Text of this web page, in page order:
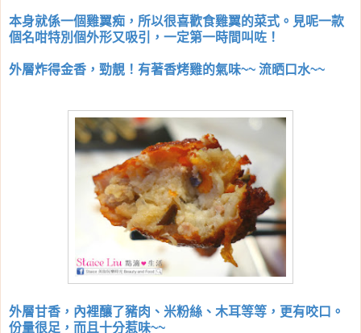
本身就係一個雞翼痴，所以很喜歡食雞翼的菜式。見呢一款
個名咁特別個外形又吸引，一定第一時間叫咗！
外層炸得金香，勁靚！有著香烤雞的氣味~~ 流晒口水~~
外層甘香，內裡釀了豬肉、米粉絲、木耳等等，更有咬口。
份量很足，而且十分惹味~~